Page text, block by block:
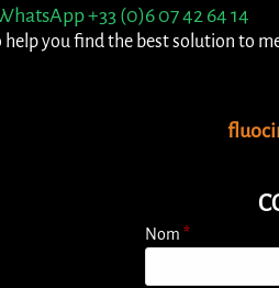
+33 (0)6 07 42 64 14
help you find the best solution to
Nom *